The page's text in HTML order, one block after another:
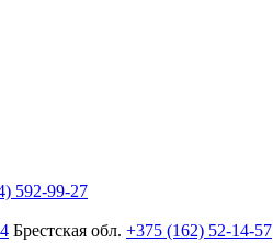
592-99-27
Брестская обл. +375 (162) 52-14-57